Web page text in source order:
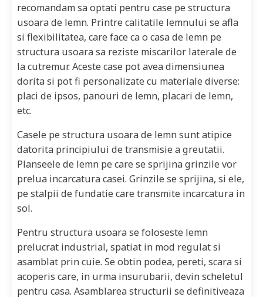
recomandam sa optati pentru case pe structura
usoara de lemn. Printre calitatile lemnului se afla
si flexibilitatea, care face ca o casa de lemn pe
structura usoara sa reziste miscarilor laterale de
la cutremur. Aceste case pot avea dimensiunea
dorita si pot fi personalizate cu materiale diverse:
placi de ipsos, panouri de lemn, placari de lemn,
etc.
Casele pe structura usoara de lemn sunt atipice
datorita principiului de transmisie a greutatii.
Planseele de lemn pe care se sprijina grinzile vor
prelua incarcatura casei. Grinzile se sprijina, si ele,
pe stalpii de fundatie care transmite incarcatura in
sol.
Pentru structura usoara se foloseste lemn
prelucrat industrial, spatiat in mod regulat si
asamblat prin cuie. Se obtin podea, pereti, scara si
acoperis care, in urma insurubarii, devin scheletul
pentru casa. Asamblarea structurii se definitiveaza